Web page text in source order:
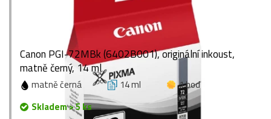
Canon PGI-72MBk (6402B001), originální inkoust,
matně černý, 14 ml
matně černá 14 ml
1 bod
Skladem > 5 ks